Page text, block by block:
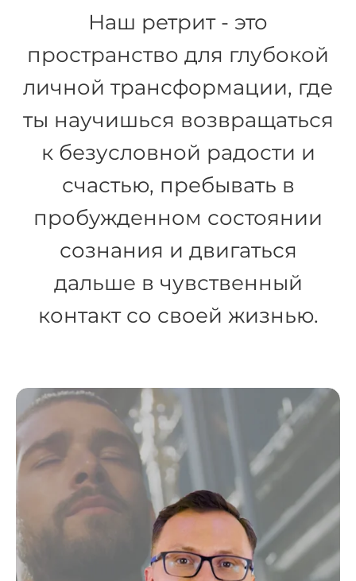
Наш ретрит - это
пространство для глубокой
личной трансформации, где
ты научишься возвращаться
к безусловной радости и
счастью, пребывать в
пробужденном состоянии
сознания и двигаться
дальше в чувственный
контакт со своей жизнью.